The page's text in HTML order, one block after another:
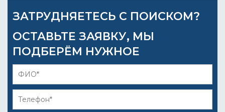
ЗАТРУДНЯЕТЕСЬ С ПОИСКОМ?
ОСТАВЬТЕ ЗАЯВКУ, МЫ
ПОДБЕРЁМ НУЖНОЕ